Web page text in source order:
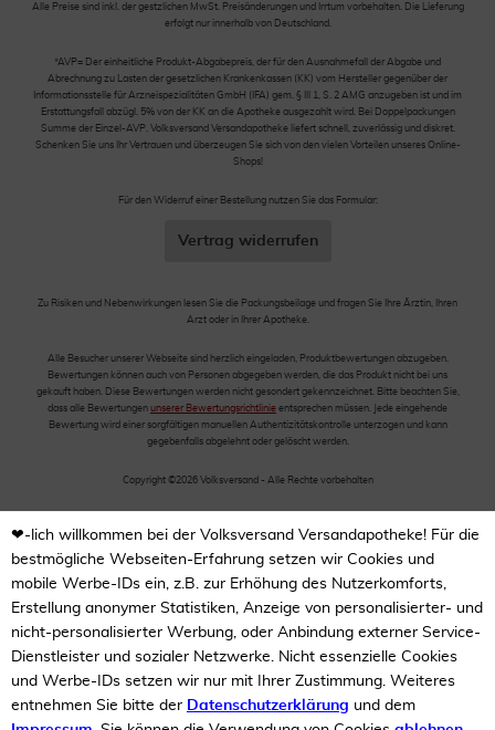
Alle Preise sind inkl. der gestzlichen MwSt. Preisänderungen und Irrtum vorbehalten. Die Lieferung
erfolgt nur innerhalb von Deutschland.
*AVP= Der einheitliche Produkt-Abgabepreis, der für den Ausnahmefall der Abgabe und
Abrechnung zu Lasten der gesetzlichen Krankenkassen (KK) vom Hersteller gegenüber der
Informationsstelle für Arzneispezialitäten GmbH (IFA) gem. § III 1, S. 2 AMG anzugeben ist und im
Erstattungsfall abzügl. 5% von der KK an die Apotheke ausgezahlt wird. Bei Doppelpackungen
Summe der Einzel-AVP. Volksversand Versandapotheke liefert schnell, zuverlässig und diskret.
Schenken Sie uns Ihr Vertrauen und überzeugen Sie sich von den vielen Vorteilen unseres Online-
Shops!
Für den Widerruf einer Bestellung nutzen Sie das Formular:
Vertrag widerrufen
Zu Risiken und Nebenwirkungen lesen Sie die Packungsbeilage und fragen Sie Ihre Ärztin, Ihren
Arzt oder in Ihrer Apotheke.
Alle Besucher unserer Webseite sind herzlich eingeladen, Produktbewertungen abzugeben.
Bewertungen können auch von Personen abgegeben werden, die das Produkt nicht bei uns
gekauft haben. Diese Bewertungen werden nicht gesondert gekennzeichnet. Bitte beachten Sie,
dass alle Bewertungen unserer Bewertungsrichtlinie entsprechen müssen. Jede eingehende
Bewertung wird einer sorgfältigen manuellen Authentizitätskontrolle unterzogen und kann
gegebenfalls abgelehnt oder gelöscht werden.
Copyright ©2026 Volksversand - Alle Rechte vorbehalten
❤-lich willkommen bei der Volksversand Versandapotheke! Für die
bestmögliche Webseiten-Erfahrung setzen wir Cookies und
mobile Werbe-IDs ein, z.B. zur Erhöhung des Nutzerkomforts,
Erstellung anonymer Statistiken, Anzeige von personalisierter- und
nicht-personalisierter Werbung, oder Anbindung externer Service-
Dienstleister und sozialer Netzwerke. Nicht essenzielle Cookies
und Werbe-IDs setzen wir nur mit Ihrer Zustimmung. Weiteres
entnehmen Sie bitte der Datenschutzerklärung und dem